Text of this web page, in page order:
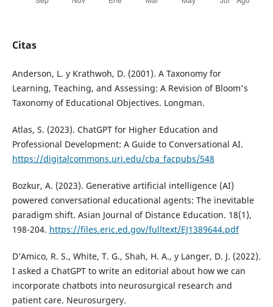
Citas
Anderson, L. y Krathwoh, D. (2001). A Taxonomy for
Learning, Teaching, and Assessing: A Revision of Bloom's
Taxonomy of Educational Objectives. Longman.
Atlas, S. (2023). ChatGPT for Higher Education and
Professional Development: A Guide to Conversational AI.
https://digitalcommons.uri.edu/cba_facpubs/548
Bozkur, A. (2023). Generative artificial intelligence (AI)
powered conversational educational agents: The inevitable
paradigm shift. Asian Journal of Distance Education. 18(1),
198-204. https://files.eric.ed.gov/fulltext/EJ1389644.pdf
D’Amico, R. S., White, T. G., Shah, H. A., y Langer, D. J. (2022).
I asked a ChatGPT to write an editorial about how we can
incorporate chatbots into neurosurgical research and
patient care. Neurosurgery.